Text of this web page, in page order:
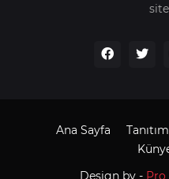
Design by - Pro
Ana Sayfa